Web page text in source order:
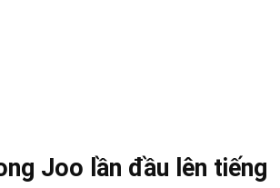
Joo lần đầu lên tiếng